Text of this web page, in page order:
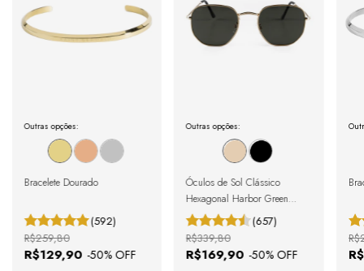
Outras opções:
Bracelete Dourado
(592)
R$129,90 -50% OFF
R$259,80
Outras opções:
Óculos de Sol Clássico
Hexagonal Harbor Green
Gold
(657)
R$169,90-50% OFF
R$339,80